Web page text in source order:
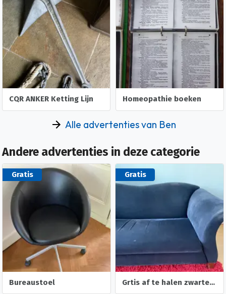
CQR ANKER Ketting Lijn Homeopathie boeken
Alle advertenties van Ben
Andere advertenties in deze categorie
Gratis
Bureaustoel
Gratis
Grtis af te halen zwarte bank